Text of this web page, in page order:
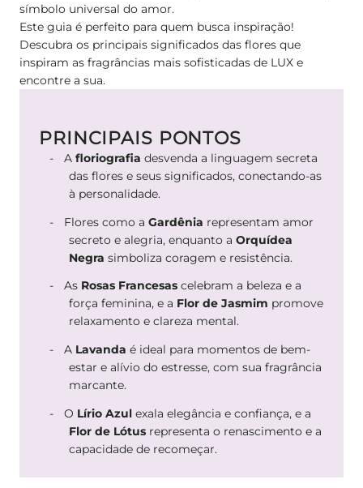
símbolo universal do amor.
Este guia é perfeito para quem busca inspiração!
Descubra os principais significados das flores que
inspiram as fragrâncias mais sofisticadas de LUX e
encontre a sua.
PRINCIPAIS PONTOS
A floriografia desvenda a linguagem secreta
das flores e seus significados, conectando-as
à personalidade.
Flores como a Gardênia representam amor
secreto e alegria, enquanto a Orquídea
Negra simboliza coragem e resistência.
As Rosas Francesascelebram a beleza e a
força feminina, e a Flor de Jasmim promove
relaxamento e clareza mental.
A Lavanda é ideal para momentos de bem-
estar e alívio do estresse, com sua fragrância
marcante.
O Lírio Azulexala elegância e confiança, e a
Flor de Lótusrepresenta o renascimento e a
capacidade de recomeçar.